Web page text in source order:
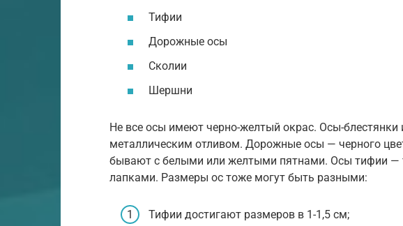
Тифии
Дорожные осы
Сколии
Шершни
Не все осы имеют черно-желтый окрас. Осы-блестянки
металлическим отливом. Дорожные осы — черного
бывают с белыми или желтыми пятнами. Осы тифии —
лапками. Размеры ос тоже могут быть разными:
Тифии достигают размеров в 1-1,5 см;